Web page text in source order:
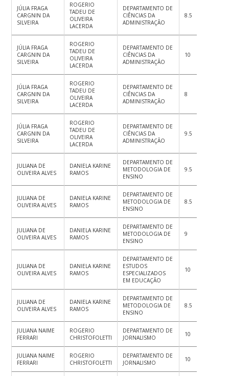
JÚLIA FRAGA
CARGNIN DA
SILVEIRA
ROGERIO
TADEU DE
OLIVEIRA
LACERDA
DEPARTAMENTO DE
CIÊNCIAS DA
ADMINISTRAÇÃO
8.5
JÚLIA FRAGA
CARGNIN DA
SILVEIRA
ROGERIO
TADEU DE
OLIVEIRA
LACERDA
DEPARTAMENTO DE
CIÊNCIAS DA
ADMINISTRAÇÃO
10
JÚLIA FRAGA
CARGNIN DA
SILVEIRA
ROGERIO
TADEU DE
OLIVEIRA
LACERDA
DEPARTAMENTO DE
CIÊNCIAS DA
ADMINISTRAÇÃO
8
JÚLIA FRAGA
CARGNIN DA
SILVEIRA
ROGERIO
TADEU DE
OLIVEIRA
LACERDA
DEPARTAMENTO DE
CIÊNCIAS DA
ADMINISTRAÇÃO
9.5
JULIANA DE
OLIVEIRA ALVES
DANIELA KARINE
RAMOS
DEPARTAMENTO DE
METODOLOGIA DE
ENSINO
9.5
JULIANA DE
OLIVEIRA ALVES
DANIELA KARINE
RAMOS
DEPARTAMENTO DE
METODOLOGIA DE
ENSINO
8.5
JULIANA DE
OLIVEIRA ALVES
DANIELA KARINE
RAMOS
DEPARTAMENTO DE
METODOLOGIA DE
ENSINO
9
JULIANA DE
OLIVEIRA ALVES
DANIELA KARINE
RAMOS
DEPARTAMENTO DE
ESTUDOS
ESPECIALIZADOS
EM EDUCAÇÃO
10
JULIANA DE
OLIVEIRA ALVES
DANIELA KARINE
RAMOS
DEPARTAMENTO DE
METODOLOGIA DE
ENSINO
8.5
JULIANA NAIME
FERRARI
ROGERIO
CHRISTOFOLETTI
DEPARTAMENTO DE
JORNALISMO
10
JULIANA NAIME
FERRARI
ROGERIO
CHRISTOFOLETTI
DEPARTAMENTO DE
JORNALISMO
10